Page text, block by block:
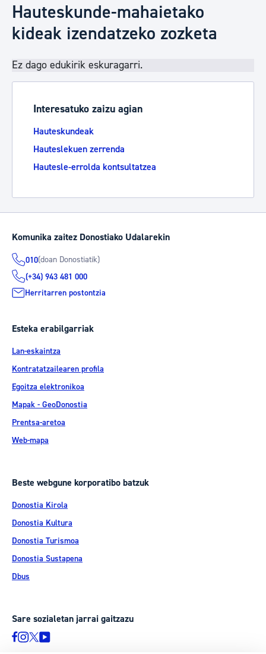
Hauteskunde-mahaietako
kideak izendatzeko zozketa
Ez dago edukirik eskuragarri.
Interesatuko zaizu agian
Hauteskundeak
Hauteslekuen zerrenda
Hautesle-errolda kontsultatzea
Komunika zaitez Donostiako Udalarekin
010(doan Donostiatik)
(+34) 943 481 000
Herritarren postontzia
Esteka erabilgarriak
Lan-eskaintza
Kontratatzailearen profila
Egoitza elektronikoa
Mapak - GeoDonostia
Prentsa-aretoa
Web-mapa
Beste webgune korporatibo batzuk
Donostia Kirola
Donostia Kultura
Donostia Turismoa
Donostia Sustapena
Dbus
Sare sozialetan jarrai gaitzazu